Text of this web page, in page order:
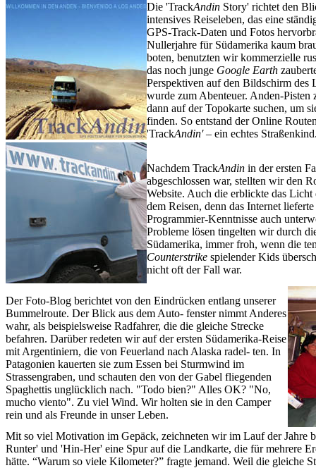
Die 'TrackAndin Story' richtet den
intensives Reiseleben, das eine
GPS-Track-Daten und Fotos
Nullerjahre für Südamerika kaum
boten, benutzten wir kommerzielle
das noch junge Google Earth
Perspektiven auf den Bildschirm des
wurde zum Abenteuer. Anden-Pisten
dann auf der Topokarte suchen, um
finden. So entstand der Online
'TrackAndin'– ein echtes
Nachdem TrackAndin in der ersten
abgeschlossen war, stellten wir den
Website. Auch die erblickte das
dem Reisen, denn das Internet
Programmier-Kenntnisse auch
Probleme lösen tingelten wir durch
Südamerika, immer froh, wenn die
Counterstrike spielender Kids
nicht oft der Fall war.
Der Foto-Blog berichtet von den Eindrücken entlang unserer
Bummelroute. Der Blick aus dem Auto- fenster nimmt Anderes
wahr, als beispielsweise Radfahrer, die die gleiche Strecke
befahren. Darüber redeten wir auf der ersten Südamerika-Reise
mit Argentiniern, die von Feuerland nach Alaska radel- ten. In
Patagonien kauerten sie zum Essen bei Sturmwind im
Strassengraben, und schauten den von der Gabel fliegenden
Spaghettis unglücklich nach. "Todo bien?" Alles OK? "No,
mucho viento". Zu viel Wind. Wir holten sie in den Camper
rein und als Freunde in unser Leben.
Mit so viel Motivation im Gepäck, zeichneten wir im Lauf der Jahre
Runter' und 'Hin-Her' eine Spur auf die Landkarte, die für mehrere
hätte. “Warum so viele Kilometer?” fragte jemand. Weil die gleiche